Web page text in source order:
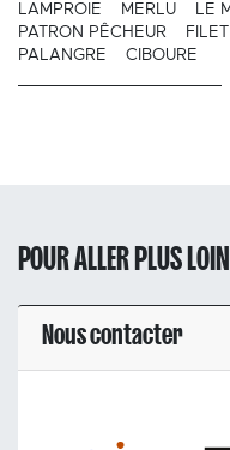
LAMPROIE
MERLU
LE
PATRON PÊCHEUR
PALANGRE
CIBOURE
POUR ALLER PLUS
Nous contacter